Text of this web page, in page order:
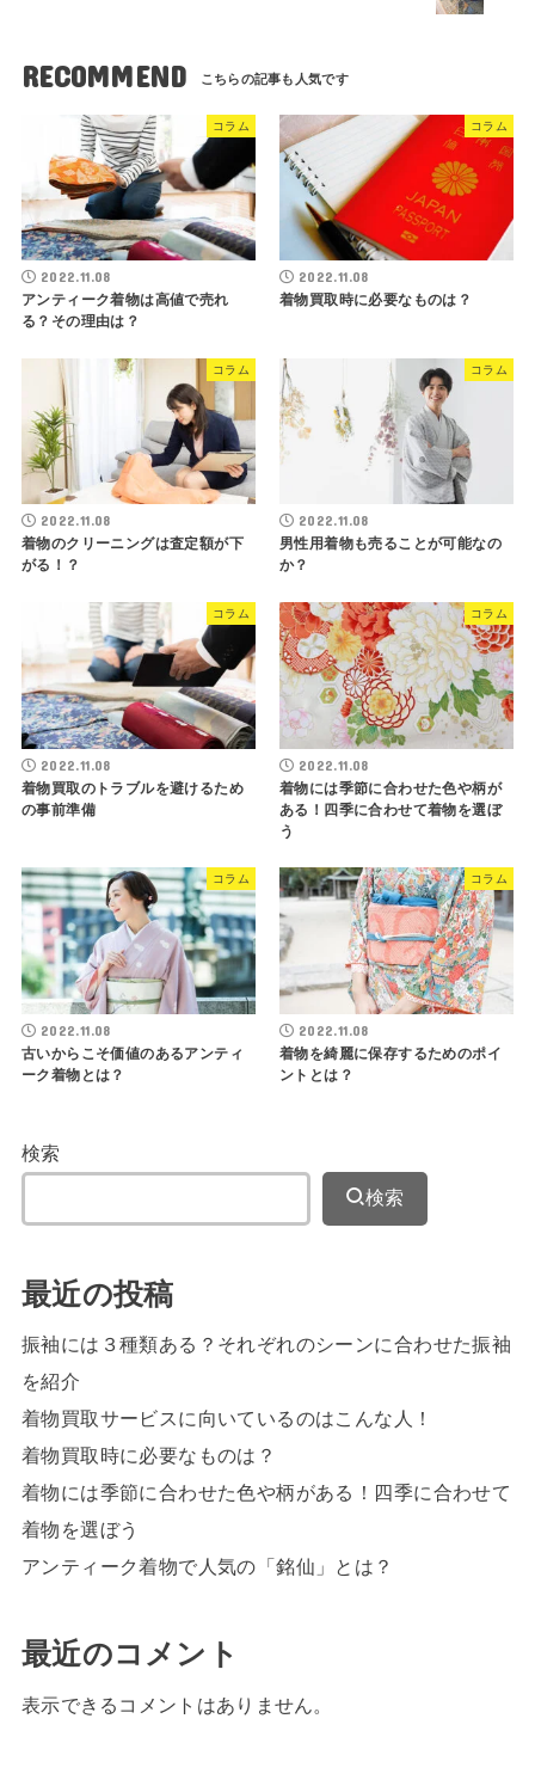
RECOMMEND
コラム
2022.11.08
アンティーク着物は高値で売れ
る？その理由は？
コラム
2022.11.08
着物買取時に必要なものは？
コラム
2022.11.08
着物のクリーニングは査定額が下
がる！？
コラム
2022.11.08
男性用着物も売ることが可能なの
か？
コラム
2022.11.08
着物買取のトラブルを避けるため
の事前準備
コラム
2022.11.08
着物には季節に合わせた色や柄が
ある！四季に合わせて着物を選ぼ
う
コラム
2022.11.08
古いからこそ価値のあるアンティ
ーク着物とは？
コラム
2022.11.08
着物を綺麗に保存するためのポイ
ントとは？
検索
検索
最近の投稿
振袖には３種類ある？それぞれのシーンに合わせた振袖
を紹介
着物買取サービスに向いているのはこんな人！
着物買取時に必要なものは？
着物には季節に合わせた色や柄がある！四季に合わせて
着物を選ぼう
アンティーク着物で人気の「銘仙」とは？
最近のコメント
表示できるコメントはありません。